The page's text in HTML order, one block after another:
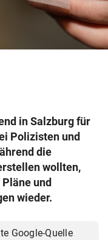
in Salzburg für
Polizisten und
die
wollten,
und
wieder.
Google-Quelle